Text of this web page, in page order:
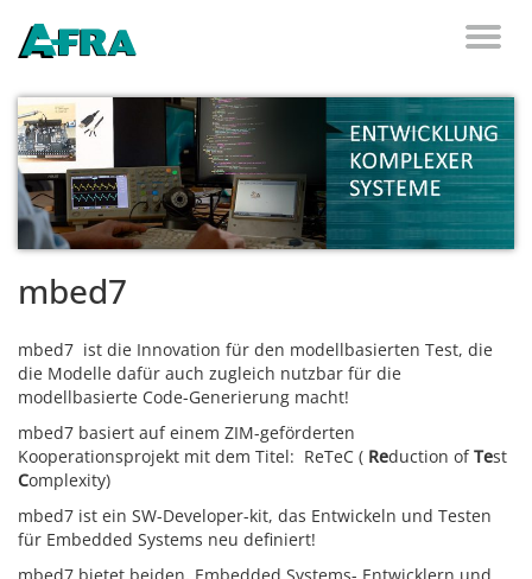
mbed7
mbed7 ist die Innovation für den modellbasierten Test, die
die Modelle dafür auch zugleich nutzbar für die
modellbasierte Code-Generierung macht!
mbed7 basiert auf einem ZIM-geförderten
Kooperationsprojekt mit dem Titel: ReTeC ( Reduction ofTest
Complexity)
mbed7 ist ein SW-Developer-kit, das Entwickeln und Testen
für Embedded Systems neu definiert!